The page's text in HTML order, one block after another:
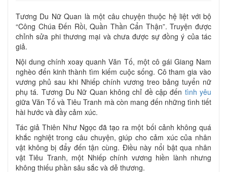
Tương Du Nữ Quan là một câu chuyện thuộc hệ liệt với bộ
“Công Chúa Đến Rồi, Quần Thần Cẩn Thận”. Truyện được
chỉnh sửa phi thương mại và chưa được sự đồng ý của tác
giả.
Nội dung chính xoay quanh Văn Tố, một cô gái Giang Nam
nghèo đến kinh thành tìm kiếm cuộc sống. Cô tham gia vào
vương phủ sau khi Nhiếp chính vương treo bảng tuyển nữ
phụ tá. Tương Du Nữ Quan không chỉ đề cập đến tình yêu
giữa Văn Tố và Tiêu Tranh mà còn mang đến những tình tiết
hài hước và đầy cảm xúc.
Tác giả Thiên Như Ngọc đã tạo ra một bối cảnh không quá
khắc nghiệt trong câu chuyện, giúp cho cảm xúc của nhân
vật không bị đẩy đến tận cùng. Điều này nổi bật qua nhân
vật Tiêu Tranh, một Nhiếp chính vương hiền lành nhưng
không thiếu phần sâu sắc và dễ thương.